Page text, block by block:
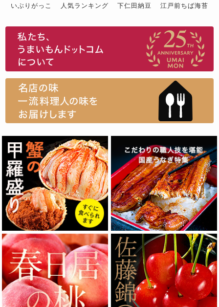
いぶりがっこ
人気ランキング 下仁田納豆
江戸前ちば海苔